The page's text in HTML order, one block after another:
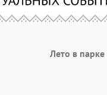
Лето в парке